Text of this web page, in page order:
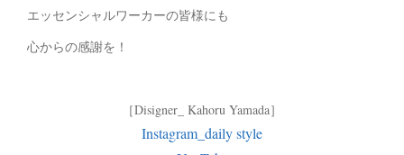
エッセンシャルワーカーの皆様にも
心からの感謝を！
［Disigner_ Kahoru Yamada］
Instagram_daily style